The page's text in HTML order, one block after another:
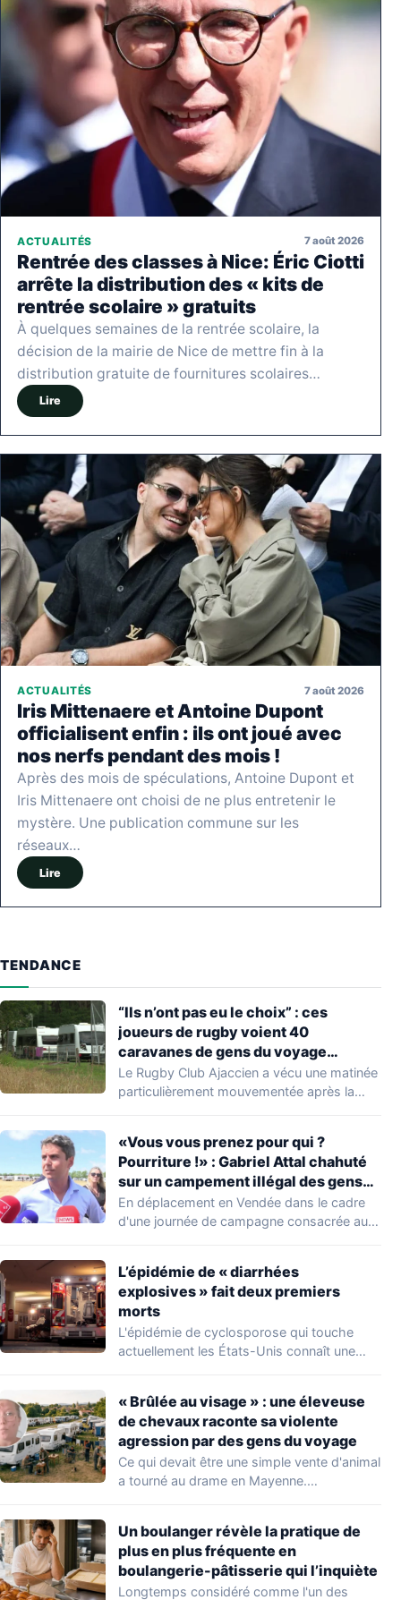
ACTUALITÉS 7 août 2026
Rentrée des classes à Nice: Éric Ciotti
arrête la distribution des « kits de
rentrée scolaire » gratuits
À quelques semaines de la rentrée scolaire, la
décision de la mairie de Nice de mettre fin à la
distribution gratuite de fournitures scolaires…
Lire
ACTUALITÉS 7 août 2026
Iris Mittenaere et Antoine Dupont
officialisent enfin : ils ont joué avec
nos nerfs pendant des mois !
Après des mois de spéculations, Antoine Dupont et
Iris Mittenaere ont choisi de ne plus entretenir le
mystère. Une publication commune sur les
réseaux…
Lire
TENDANCE
“Ils n’ont pas eu le choix” : ces
joueurs de rugby voient 40
caravanes de gens du voyage
s’installer dans leur stade, ils les
délogent en moins d’1 heure
Le Rugby Club Ajaccien a vécu une matinée
particulièrement mouvementée après la
«Vous vous prenez pour qui ?
Pourriture !» : Gabriel Attal chahuté
sur un campement illégal des gens
du voyage
En déplacement en Vendée dans le cadre
d'une journée de campagne consacrée aux
L’épidémie de « diarrhées
explosives » fait deux premiers
morts
L'épidémie de cyclosporose qui touche
actuellement les États-Unis connaît une
« Brûlée au visage » : une éleveuse
de chevaux raconte sa violente
agression par des gens du voyage
Ce qui devait être une simple vente d'animal
a tourné au drame en Mayenne.…
Un boulanger révèle la pratique de
plus en plus fréquente en
boulangerie-pâtisserie qui l’inquiète
Longtemps considéré comme l'un des